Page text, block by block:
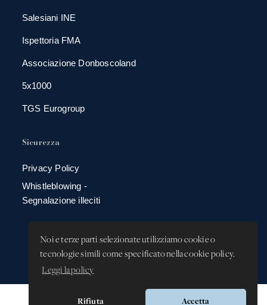
Noi e terze parti selezionate utilizziamo cookie o
tecnologie simili come specificato nella cookie policy.
Leggi la policy
Rifiuta Accetta
Salesiani INE
Ispettoria FMA
Associazione Donboscoland
5x1000
TGS Eurogroup
Sicurezza
Privacy Policy
Whistleblowing -
Segnalazione illeciti